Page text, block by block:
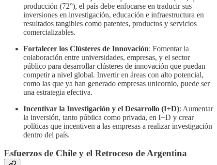
producción (72°), el país debe enfocarse en traducir sus
inversiones en investigación, educación e infraestructura en
resultados tangibles como patentes, productos y servicios
comercializables.
Fortalecer los Clústeres de Innovación: Fomentar la
colaboración entre universidades, empresas, y el sector
público para desarrollar clústeres de innovación que puedan
competir a nivel global. Invertir en áreas con alto potencial,
como las que ya han generado empresas unicornio, puede ser
una estrategia efectiva.
Incentivar la Investigación y el Desarrollo (I+D): Aumentar
la inversión, tanto pública como privada, en I+D y crear
políticas que incentiven a las empresas a realizar investigación
dentro del país.
Esfuerzos de Chile y el Retroceso de Argentina